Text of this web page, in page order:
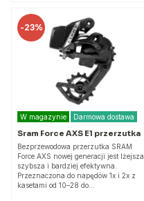
-23%
W magazynie Darmowa dostawa
Sram Force AXS E1 przerzutka
Bezprzewodowa przerzutka SRAM
Force AXS nowej generacji jest lżejsza,
szybsza i bardziej efektywna.
Przeznaczona do napędów 1x i 2x z
kasetami od 10–28 do…